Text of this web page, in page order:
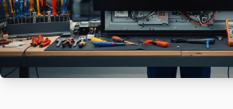
Karadeniz Hitachi Servis
Karadeniz'de Hitachi TV ekran
Süleymanpaşa TV Servis Merkezi